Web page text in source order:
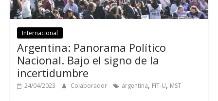
Internacional
Argentina: Panorama Político
Nacional. Bajo el signo de la
incertidumbre
24/04/2023 Colaborador argentina, FIT-U, MST